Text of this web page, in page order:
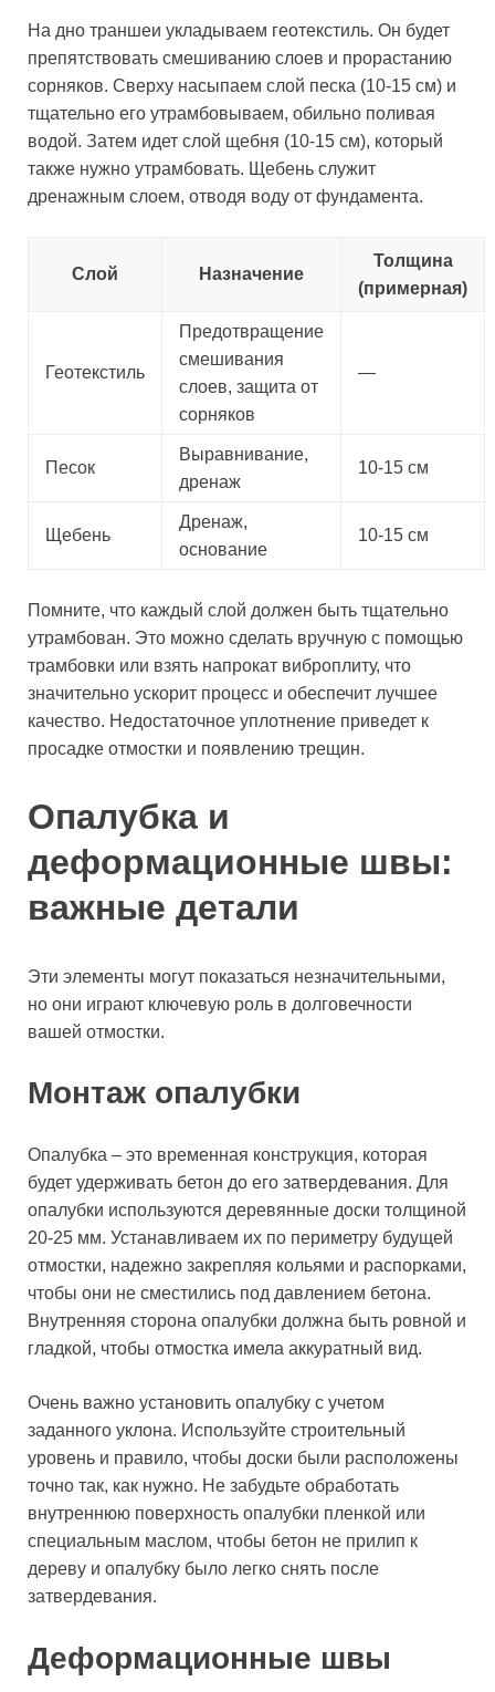
На дно траншеи укладываем геотекстиль. Он будет
препятствовать смешиванию слоев и прорастанию
сорняков. Сверху насыпаем слой песка (10-15 см) и
тщательно его утрамбовываем, обильно поливая
водой. Затем идет слой щебня (10-15 см), который
также нужно утрамбовать. Щебень служит
дренажным слоем, отводя воду от фундамента.
Слой Назначение
Толщина
(примерная)
Геотекстиль
Предотвращение
смешивания
слоев, защита от
сорняков
—
Песок
Выравнивание,
дренаж
10-15 см
Щебень
Дренаж,
основание
10-15 см
Помните, что каждый слой должен быть тщательно
утрамбован. Это можно сделать вручную с помощью
трамбовки или взять напрокат виброплиту, что
значительно ускорит процесс и обеспечит лучшее
качество. Недостаточное уплотнение приведет к
просадке отмостки и появлению трещин.
Опалубка и
деформационные швы:
важные детали
Эти элементы могут показаться незначительными,
но они играют ключевую роль в долговечности
вашей отмостки.
Монтаж опалубки
Опалубка – это временная конструкция, которая
будет удерживать бетон до его затвердевания. Для
опалубки используются деревянные доски толщиной
20-25 мм. Устанавливаем их по периметру будущей
отмостки, надежно закрепляя кольями и распорками,
чтобы они не сместились под давлением бетона.
Внутренняя сторона опалубки должна быть ровной и
гладкой, чтобы отмостка имела аккуратный вид.
Очень важно установить опалубку с учетом
заданного уклона. Используйте строительный
уровень и правило, чтобы доски были расположены
точно так, как нужно. Не забудьте обработать
внутреннюю поверхность опалубки пленкой или
специальным маслом, чтобы бетон не прилип к
дереву и опалубку было легко снять после
затвердевания.
Деформационные швы